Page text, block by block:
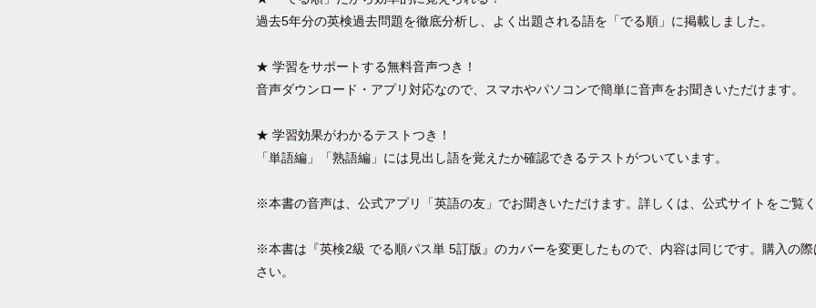
過去5年分の英検過去問題を徹底分析し、よく出題される語を「でる順」に掲載しました。
★ 学習をサポートする無料音声つき！
音声ダウンロード・アプリ対応なので、スマホやパソコンで簡単に音声をお聞きいただけます。
★ 学習効果がわかるテストつき！
「単語編」「熟語編」には見出し語を覚えたか確認できるテストがついています。
※本書の音声は、公式アプリ「英語の友」でお聞きいただけます。詳しくは、公式サイトをご覧
※本書は『英検2級 でる順パス単 5訂版』のカバーを変更したもので、内容は同じです。購入の
さい。